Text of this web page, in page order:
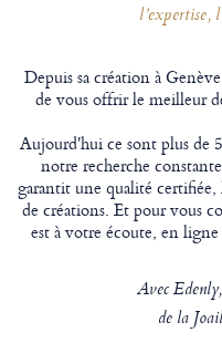
l’expertise,
Depuis sa création à
de vous offrir le meilleur
Aujourd'hui ce sont plus de
notre recherche
garantit une qualité
de créations. Et pour vous
est à votre écoute, en
Avec
de la